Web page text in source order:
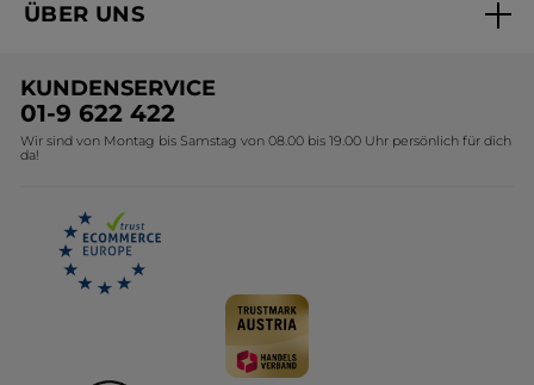
Black Friday Yves Rocher
Geschenkideen Yves Rocher
Kollektion Monoi Yves Rocher
ÜBER UNS
Umweltstiftung YR
Affiliate Programm
KUNDENSERVICE
01-9 622 422
Wir sind von Montag bis Samstag von 08.00 bis 19.00 Uhr persönlich für dich
da!